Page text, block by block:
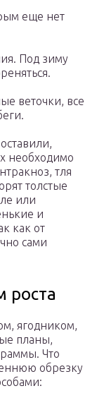
еще нет
Под зиму
веточки, все
необходимо
тля
толстые
или
и
как от
сами
роста
ягодником,
планы,
Что
обрезку